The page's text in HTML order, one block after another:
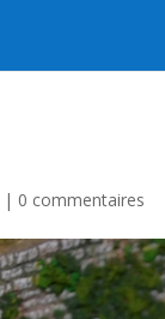
| 0 commentaires